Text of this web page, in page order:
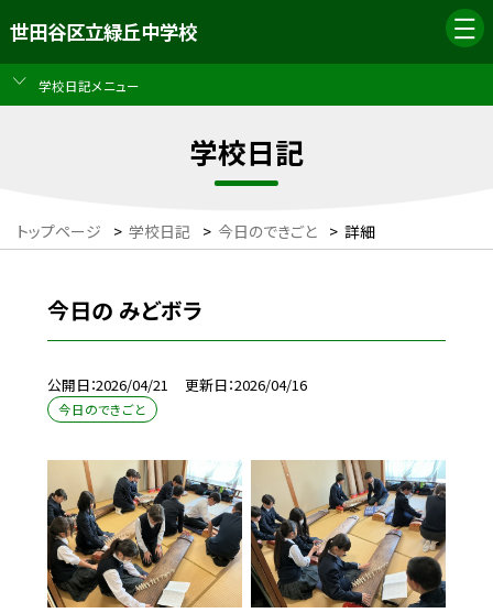
世田谷区立緑丘中学校
学校日記メニュー
学校日記
トップページ > 学校日記 > 今日のできごと > 詳細
今日の みどボラ
公開日 2026/04/21 更新日 2026/04/16
今日のできごと